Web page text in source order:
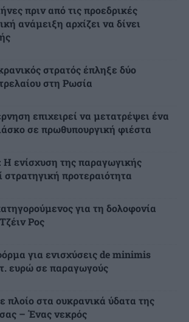
πριν από τις προεδρικές
ανάμειξη αρχίζει να δίνει
στρατός έπληξε δύο
στη Ρωσία
επιχειρεί να μετατρέψει ένα
σε πρωθυπουργική φιέστα
ενίσχυση της παραγωγικής
στρατηγική προτεραιότητα
για τη δολοφονία
Ρος
για ενισχύσεις de minimis
ευρώ σε παραγωγούς
πλοίο στα ουκρανικά ύδατα της
– Ένας νεκρός